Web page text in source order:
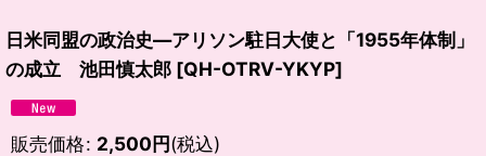
日米同盟の政治史―アリソン駐日大使と「1955年体制」
の成立 池田慎太郎 [QH-OTRV-YKYP]
販売価格: 2,500円(税込)